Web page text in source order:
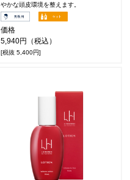
やかな頭皮環境を整えます。
価格
5,940円（税込）
[税抜 5,400円]